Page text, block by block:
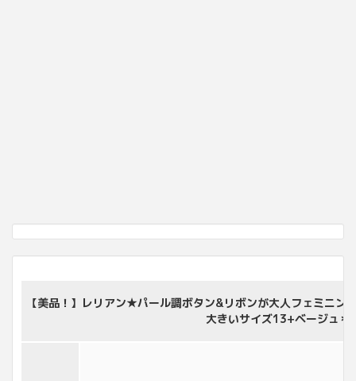
【美品！】レリアン★パール調ボタン&リボンが大人フェミニ
大きいサイズ13+ベージュ＊